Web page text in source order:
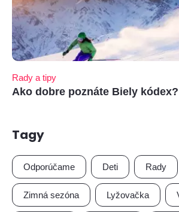
Rady a tipy
Ako dobre poznáte Biely kódex?
Tagy
Odporúčame Deti Rady
Zimná sezóna Lyžovačka